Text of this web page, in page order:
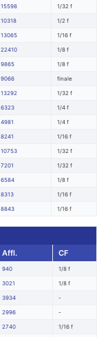
15598 1/32 f
10318 1/2 f
13065 1/16 f
22410 1/8 f
9865 1/8 f
9066 finale
13292 1/32 f
6323 1/4 f
4981 1/4 f
8241 1/16 f
10753 1/32 f
7201 1/32 f
6584 1/8 f
8313 1/16 f
8843 1/16 f
Affl. CF
940 1/8 f
3021 1/8 f
3934 -
2996 -
2740 1/16 f